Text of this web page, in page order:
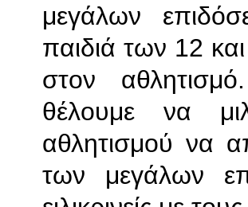
μεγάλων
παιδιά των 12
στον
θέλουμε να
αθλητισμού να
των μεγάλων